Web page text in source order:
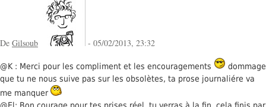
De Gilsoub - 05/02/2013, 23:32
@K : Merci pour les compliment et les encouragements
dommage
que tu ne nous suive pas sur les obsolètes, ta prose journaliére va
me manquer